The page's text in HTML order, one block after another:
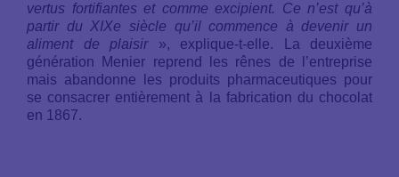
vertus fortifiantes et comme excipient. Ce n’est qu’à
partir du XIXe siècle qu’il commence à devenir un
aliment de plaisir», explique-t-elle. La deuxième
génération Menier reprend les rênes de l’entreprise
mais abandonne les produits pharmaceutiques pour
se consacrer entièrement à la fabrication du chocolat
en 1867.